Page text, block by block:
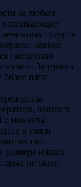
за любые
возникающие
денежных средств
Заявки
ежедневно
Задержка
более пяти
выплата
с момента
в связи
размере наших
не были